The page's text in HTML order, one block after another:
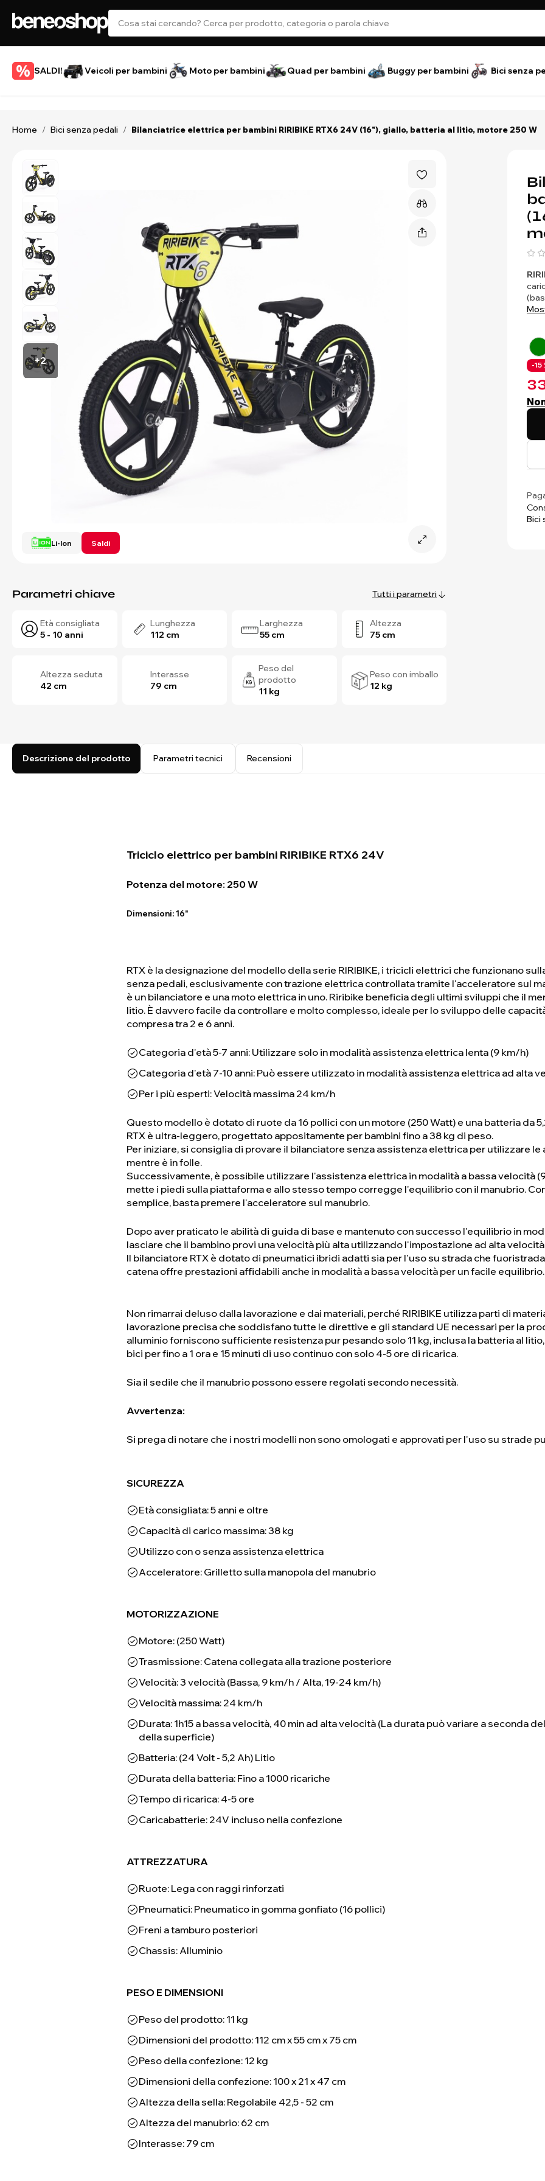
SALDI! Veicoli per bambini Moto per bambini Quad per bambini Buggy per bambini Bici senza
Home / Bici senza pedali / Bilanciatrice elettrica per bambini RIRIBIKE RTX6 24V (16"), giallo, batteria al litio, motore 250 W
Li-Ion Saldi
+2
Parametri chiave Tutti i parametri
Età consigliata
5 - 10 anni
Lunghezza
112 cm
Larghezza
55 cm
Altezza
75 cm
Altezza seduta
42 cm
Interasse
79 cm
Peso del
prodotto
11 kg
Peso con imballo
12 kg
-15
Bici
Descrizione del prodotto Parametri tecnici Recensioni
Triciclo elettrico per bambini RIRIBIKE RTX6 24V
Potenza del motore: 250 W
Dimensioni: 16"
RTX è la designazione del modello della serie RIRIBIKE, i tricicli elettrici che funzionano
senza pedali, esclusivamente con trazione elettrica controllata tramite l'acceleratore sul
è un bilanciatore e una moto elettrica in uno. Riribike beneficia degli ultimi sviluppi che il
litio. È davvero facile da controllare e molto complesso, ideale per lo sviluppo delle
compresa tra 2 e 6 anni.
Categoria d'età 5-7 anni: Utilizzare solo in modalità assistenza elettrica lenta (9 km/h)
Categoria d'età 7-10 anni: Può essere utilizzato in modalità assistenza elettrica ad alta
Per i più esperti: Velocità massima 24 km/h
Questo modello è dotato di ruote da 16 pollici con un motore (250 Watt) e una batteria da
RTX è ultra-leggero, progettato appositamente per bambini fino a 38 kg di peso.
Per iniziare, si consiglia di provare il bilanciatore senza assistenza elettrica per utilizzare
mentre è in folle.
Successivamente, è possibile utilizzare l'assistenza elettrica in modalità a bassa velocità
mette i piedi sulla piattaforma e allo stesso tempo corregge l'equilibrio con il manubrio.
semplice, basta premere l'acceleratore sul manubrio.
Dopo aver praticato le abilità di guida di base e mantenuto con successo l'equilibrio in
lasciare che il bambino provi una velocità più alta utilizzando l'impostazione ad alta
Il bilanciatore RTX è dotato di pneumatici ibridi adatti sia per l'uso su strada che
catena offre prestazioni affidabili anche in modalità a bassa velocità per un facile equilibrio.
Non rimarrai deluso dalla lavorazione e dai materiali, perché RIRIBIKE utilizza parti di
lavorazione precisa che soddisfano tutte le direttive e gli standard UE necessari per la
alluminio forniscono sufficiente resistenza pur pesando solo 11 kg, inclusa la batteria al
bici per fino a 1 ora e 15 minuti di uso continuo con solo 4-5 ore di ricarica.
Sia il sedile che il manubrio possono essere regolati secondo necessità.
Avvertenza:
Si prega di notare che i nostri modelli non sono omologati e approvati per l'uso su strade
SICUREZZA
Età consigliata: 5 anni e oltre
Capacità di carico massima: 38 kg
Utilizzo con o senza assistenza elettrica
Acceleratore: Grilletto sulla manopola del manubrio
MOTORIZZAZIONE
Motore: (250 Watt)
Trasmissione: Catena collegata alla trazione posteriore
Velocità: 3 velocità (Bassa, 9 km/h / Alta, 19-24 km/h)
Velocità massima: 24 km/h
Durata: 1h15 a bassa velocità, 40 min ad alta velocità (La durata può variare a seconda
della superficie)
Batteria: (24 Volt - 5,2 Ah) Litio
Durata della batteria: Fino a 1000 ricariche
Tempo di ricarica: 4-5 ore
Caricabatterie: 24V incluso nella confezione
ATTREZZATURA
Ruote: Lega con raggi rinforzati
Pneumatici: Pneumatico in gomma gonfiato (16 pollici)
Freni a tamburo posteriori
Chassis: Alluminio
PESO E DIMENSIONI
Peso del prodotto: 11 kg
Dimensioni del prodotto: 112 cm x 55 cm x 75 cm
Peso della confezione: 12 kg
Dimensioni della confezione: 100 x 21 x 47 cm
Altezza della sella: Regolabile 42,5 - 52 cm
Altezza del manubrio: 62 cm
Interasse: 79 cm